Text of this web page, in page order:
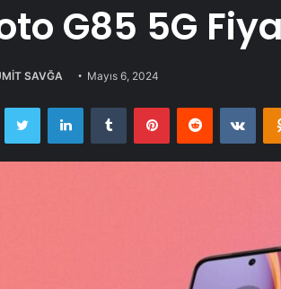
G85 5G
SAVĞA Mayıs 6, 2024
Twitter LinkedInTumblr PinterestReddit